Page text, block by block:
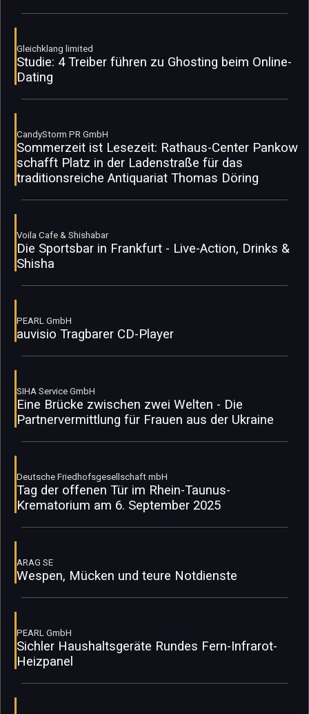
Gleichklang limited
Studie: 4 Treiber führen zu Ghosting beim Online-
Dating
CandyStorm PR GmbH
Sommerzeit ist Lesezeit: Rathaus-Center Pankow
schafft Platz in der Ladenstraße für das
traditionsreiche Antiquariat Thomas Döring
Voila Cafe & Shishabar
Die Sportsbar in Frankfurt - Live-Action, Drinks &
Shisha
PEARL GmbH
auvisio Tragbarer CD-Player
SIHA Service GmbH
Eine Brücke zwischen zwei Welten - Die
Partnervermittlung für Frauen aus der Ukraine
Deutsche Friedhofsgesellschaft mbH
Tag der offenen Tür im Rhein-Taunus-
Krematorium am 6. September 2025
ARAG SE
Wespen, Mücken und teure Notdienste
PEARL GmbH
Sichler Haushaltsgeräte Rundes Fern-Infrarot-
Heizpanel